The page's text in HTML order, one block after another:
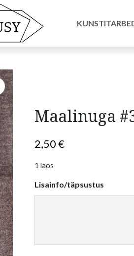
Maalinuga
2,50€
1 laos
Lisainfo/täpsustus